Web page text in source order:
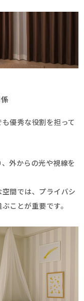
も優秀な役割を担って
外からの光や視線を
間では、プライバシ
ことが重要です。